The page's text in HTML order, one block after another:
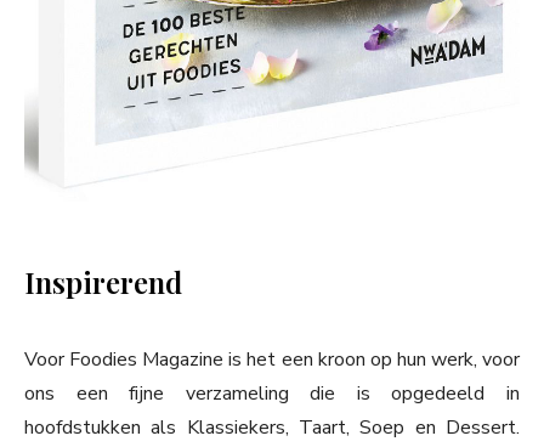
Inspirerend
Voor Foodies Magazine is het een kroon op hun werk, voor
ons een fijne verzameling die is opgedeeld in
hoofdstukken als Klassiekers, Taart, Soep en Dessert.